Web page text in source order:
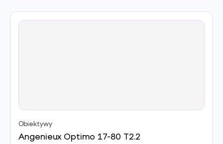
Obiektywy
Angenieux Optimo 17-80 T2.2